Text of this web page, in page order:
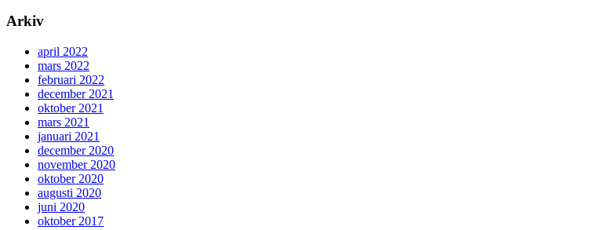
Arkiv
april 2022
mars 2022
februari 2022
december 2021
oktober 2021
mars 2021
januari 2021
december 2020
november 2020
oktober 2020
augusti 2020
juni 2020
oktober 2017